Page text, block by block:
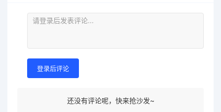
登录后评论
还没有评论呢，快来抢沙发~